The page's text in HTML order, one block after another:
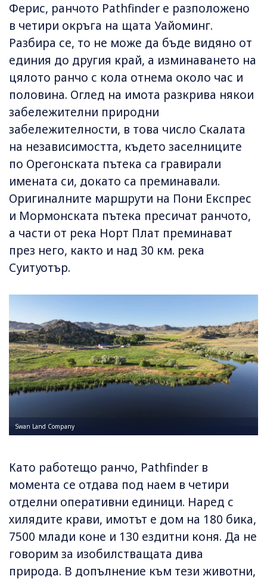
Ферис, ранчото Pathfinder е разположено
в четири окръга на щата Уайоминг.
Разбира се, то не може да бъде видяно от
единия до другия край, а изминаването на
цялото ранчо с кола отнема около час и
половина. Оглед на имота разкрива някои
забележителни природни
забележителности, в това число Скалата
на независимостта, където заселниците
по Орегонската пътека са гравирали
имената си, докато са преминавали.
Оригиналните маршрути на Пони Експрес
и Мормонската пътека пресичат ранчото,
а части от река Норт Плат преминават
през него, както и над 30 км. река
Суитуотър.
Swan Land Company
Като работещо ранчо, Pathfinder в
момента се отдава под наем в четири
отделни оперативни единици. Наред с
хилядите крави, имотът е дом на 180 бика,
7500 млади коне и 130 ездитни коня. Да не
говорим за изобилстващата дива
природа. В допълнение към тези животни,